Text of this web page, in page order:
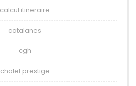
calcul itineraire
catalanes
cgh
chalet prestige